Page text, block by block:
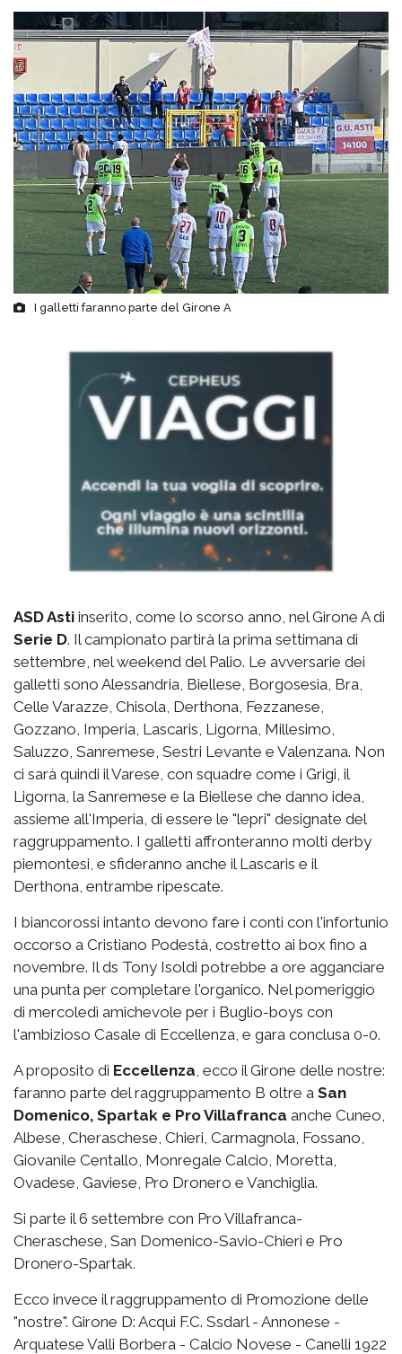
I galletti faranno parte del Girone A
ASD Asti inserito, come lo scorso anno, nel Girone A di
Serie D. Il campionato partirà la prima settimana di
settembre, nel weekend del Palio. Le avversarie dei
galletti sono Alessandria, Biellese, Borgosesia, Bra,
Celle Varazze, Chisola, Derthona, Fezzanese,
Gozzano, Imperia, Lascaris, Ligorna, Millesimo,
Saluzzo, Sanremese, Sestri Levante e Valenzana. Non
ci sarà quindi il Varese, con squadre come i Grigi, il
Ligorna, la Sanremese e la Biellese che danno idea,
assieme all'Imperia, di essere le "lepri" designate del
raggruppamento. I galletti affronteranno molti derby
piemontesi, e sfideranno anche il Lascaris e il
Derthona, entrambe ripescate.
I biancorossi intanto devono fare i conti con l'infortunio
occorso a Cristiano Podestà, costretto ai box fino a
novembre. Il ds Tony Isoldi potrebbe a ore agganciare
una punta per completare l'organico. Nel pomeriggio
di mercoledì amichevole per i Buglio-boys con
l'ambizioso Casale di Eccellenza, e gara conclusa 0-0.
A proposito di Eccellenza , ecco il Girone delle nostre:
faranno parte del raggruppamento B oltre a San
Domenico, Spartak e Pro Villafranca anche Cuneo,
Albese, Cheraschese, Chieri, Carmagnola, Fossano,
Giovanile Centallo, Monregale Calcio, Moretta,
Ovadese, Gaviese, Pro Dronero e Vanchiglia.
Si parte il 6 settembre con Pro Villafranca-
Cheraschese, San Domenico-Savio-Chieri e Pro
Dronero-Spartak.
Ecco invece il raggruppamento di Promozione delle
"nostre". Girone D: Acqui F.C. Ssdarl - Annonese -
Arquatese Valli Borbera - Calcio Novese - Canelli 1922